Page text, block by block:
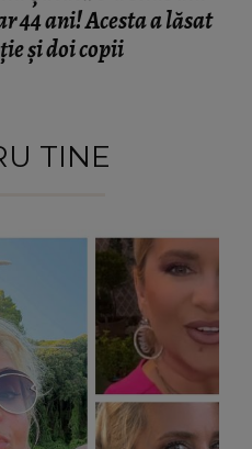
44 ani! Acesta a lăsat
și doi copii
TINE